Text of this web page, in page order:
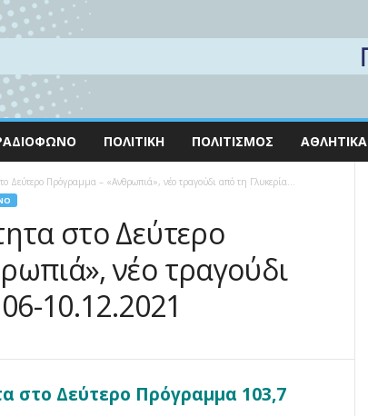
ΠΟΛΙΤΙΚΉ ΠΟΛΙΤΙΣΜΌΣ ΑΘΛΗΤΙΚΆ
Δεύτερο Πρόγραμμα – «Ανθρωπιά», νέο τραγούδι από τη Γλυκερία...
στο Δεύτερο
νέο τραγούδι
10.12.2021
στο Δεύτερο Πρόγραμμα 103,7